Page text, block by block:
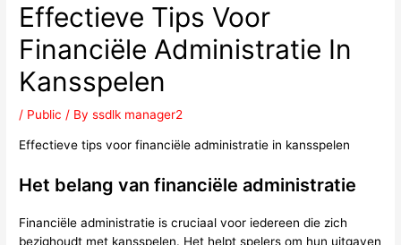
Effectieve Tips Voor
Financiële Administratie In
Kansspelen
/ Public / Byssdlk manager2
Effectieve tips voor financiële administratie in kansspelen
Het belang van financiële administratie
Financiële administratie is cruciaal voor iedereen die zich
bezighoudt met kansspelen. Het helpt spelers om hun uitgaven